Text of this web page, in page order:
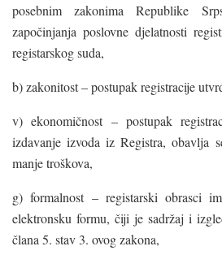
posebnim zakonima Republike
započinjanja poslovne djelatnosti
registarskog suda,
b) zakonitost – postupak registracije
v) ekonomičnost – postupak
izdavanje izvoda iz Registra, obavlja
manje troškova,
g) formalnost – registarski obrasci
elektronsku formu, čiji je sadržaj i
člana 5. stav 3. ovog zakona,